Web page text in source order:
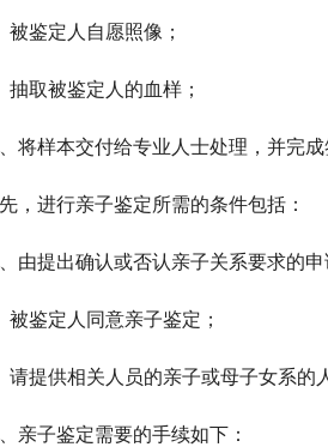
被鉴定人自愿照像；
抽取被鉴定人的血样；
将样本交付给专业人士处理，并完成
，进行亲子鉴定所需的条件包括：
由提出确认或否认亲子关系要求的申
被鉴定人同意亲子鉴定；
请提供相关人员的亲子或母子女系的
亲子鉴定需要的手续如下：